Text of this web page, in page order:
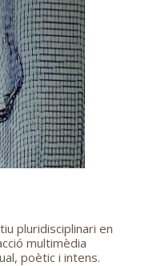
pluridisciplinari en
multimèdia​
poètic i intens.